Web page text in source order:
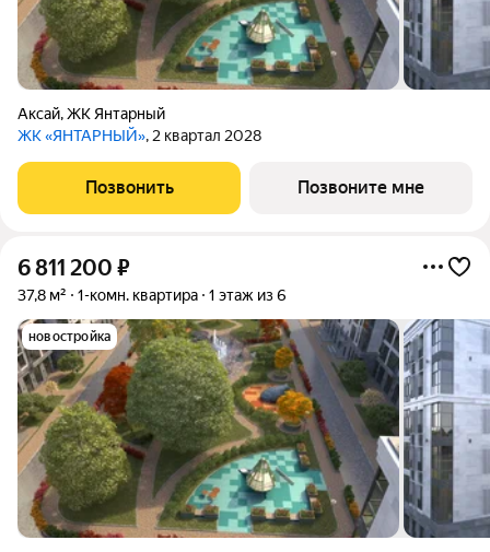
Аксай,ЖК Янтарный
ЖК «ЯНТАРНЫЙ», 2 квартал 2028
Позвонить Позвоните мне
6 811 200 ₽
37,8 м² 1-комн. квартира 1 этаж из 6
новостройка